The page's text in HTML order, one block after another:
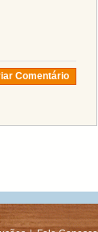
Comentário